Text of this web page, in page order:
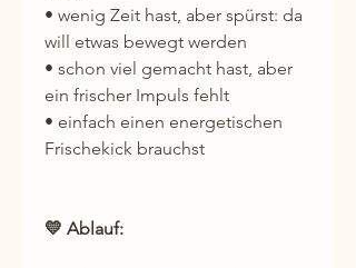
• wenig Zeit hast, aber spürst: da
will etwas bewegt werden
• schon viel gemacht hast, aber
ein frischer Impuls fehlt
• einfach einen energetischen
Frischekick brauchst
💛 Ablauf: